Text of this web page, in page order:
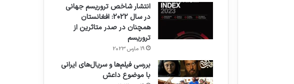
انتشار شاخص تروریسم جهانی
در سال 2022: افغانستان
همچنان در صدر متاثرین از
تروریسم
19 مارس 2023
بررسی فیلم‌ها و سریال‌های ایرانی
با موضوع داعش